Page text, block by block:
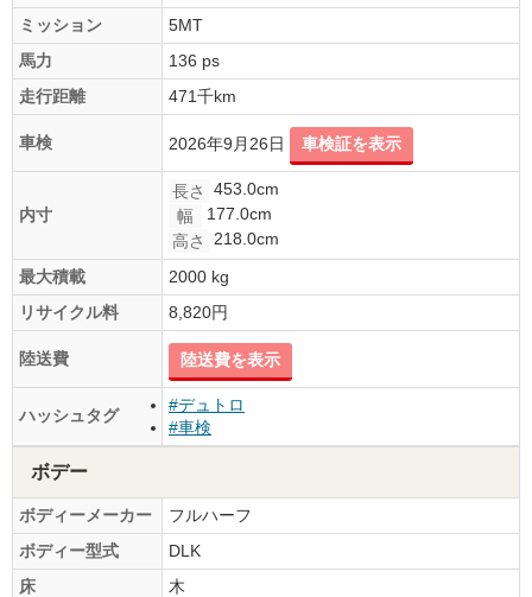
ミッション
5MT
馬力
136 ps
走行距離
471千km
車検 2026年9月26日 車検証を表示
内寸
長さ
453.0cm
幅
177.0cm
高さ
218.0cm
最大積載
2000 kg
リサイクル料
8,820円
陸送費 陸送費を表示
ハッシュタグ
#デュトロ
#車検
ボデー
ボディーメーカー
フルハーフ
ボディー型式
DLK
床
木